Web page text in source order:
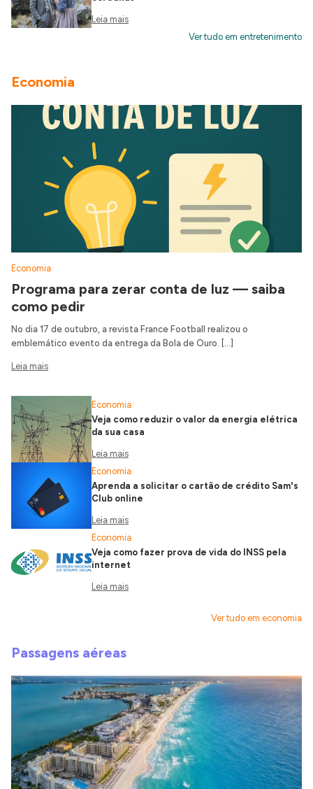
Leia mais
Ver tudo em entretenimento
Economia
Economia
Programa para zerar conta de luz — saiba
como pedir
No dia 17 de outubro, a revista France Football realizou o
emblemático evento da entrega da Bola de Ouro. […]
Leia mais
Economia
Veja como reduzir o valor da energia elétrica
da sua casa
Leia mais
Economia
Aprenda a solicitar o cartão de crédito Sam's
Club online
Leia mais
Economia
Veja como fazer prova de vida do INSS pela
internet
Leia mais
Ver tudo em economia
Passagens aéreas